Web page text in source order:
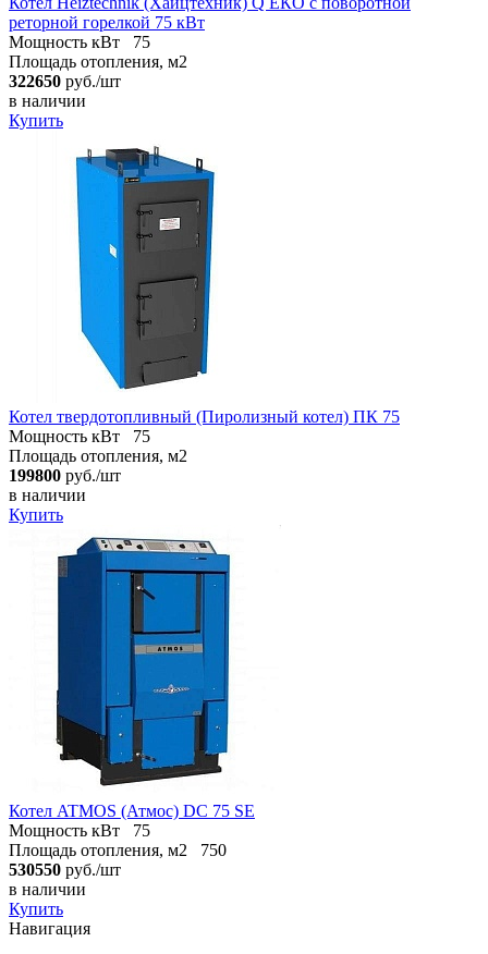
реторной горелкой 75 кВт
Мощность кВт
75
Площадь отопления, м2
322650 руб./шт
в наличии
Купить
Котел твердотопливный (Пиролизный котел) ПК 75
Мощность кВт
75
Площадь отопления, м2
199800 руб./шт
в наличии
Купить
Котел ATMOS (Атмос) DC 75 SE
Мощность кВт
75
Площадь отопления, м2
750
530550 руб./шт
в наличии
Купить
Навигация